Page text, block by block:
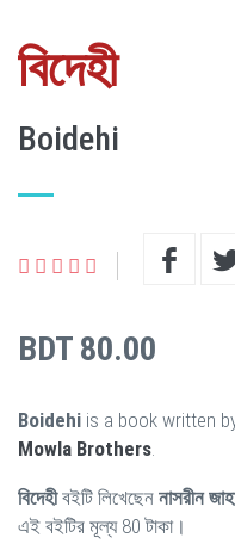
বিদেহী
Boidehi
BDT 80.00
Boidehi is a book written
Mowla Brothers
বিদেহীবইটি লিখেছেন নাসরীন
এই বইটির মূল্য 80 টাকা।